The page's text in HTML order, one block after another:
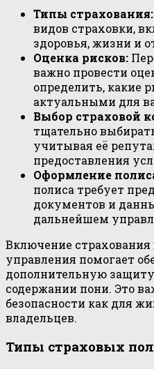
Типы страхования:
видов страховки,
здоровья, жизни и
Оценка рисков:
важно провести
определить, какие
актуальными для
Выбор страховой
тщательно
учитывая её
предоставления
Оформление
полиса требует
документов и
дальнейшем
Включение страхования
управления помогает
дополнительную
содержании пони. Это
безопасности как для
владельцев.
Типы страховых